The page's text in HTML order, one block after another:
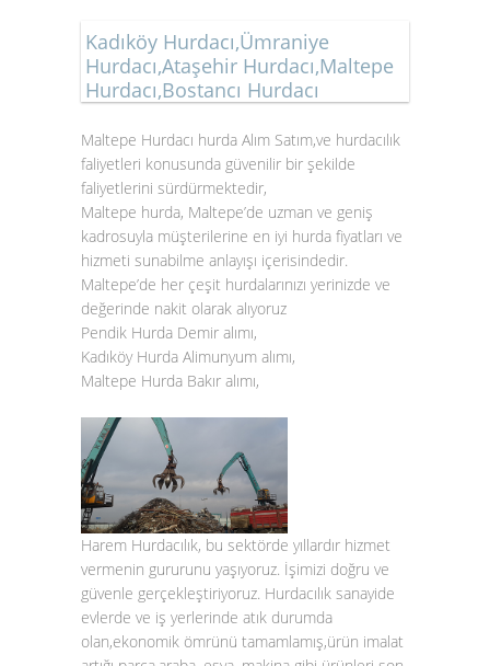
Kadıköy Hurdacı,Ümraniye
Hurdacı,Ataşehir Hurdacı,Maltepe
Hurdacı,Bostancı Hurdacı
Maltepe Hurdacı hurda Alım Satım,ve hurdacılık
faliyetleri konusunda güvenilir bir şekilde
faliyetlerini sürdürmektedir,
Maltepe hurda, Maltepe’de uzman ve geniş
kadrosuyla müşterilerine en iyi hurda fiyatları ve
hizmeti sunabilme anlayışı içerisindedir.
Maltepe’de her çeşit hurdalarınızı yerinizde ve
değerinde nakit olarak alıyoruz
Pendik Hurda Demir alımı,
Kadıköy Hurda Alimunyum alımı,
Maltepe Hurda Bakır alımı,
Harem Hurdacılık, bu sektörde yıllardır hizmet
vermenin gururunu yaşıyoruz. İşimizi doğru ve
güvenle gerçekleştiriyoruz. Hurdacılık sanayide
evlerde ve iş yerlerinde atık durumda
olan,ekonomik ömrünü tamamlamış,ürün imalat